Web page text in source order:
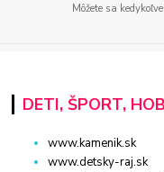
Môžete sa
DETI, ŠPORT,
www.kamenik.sk
www.detsky-raj.sk